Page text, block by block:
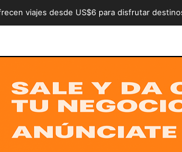
señalados de intentar conformar